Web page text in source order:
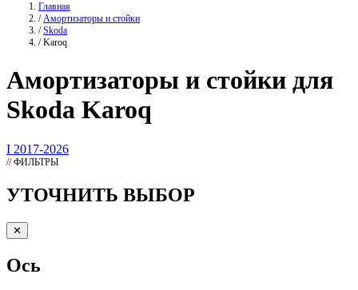
Главная
/ Амортизаторы и стойки
/ Skoda
/ Karoq
Амортизаторы и стойки для
Skoda Karoq
I 2017-2026
// ФИЛЬТРЫ
УТОЧНИТЬ ВЫБОР
✕
Ось